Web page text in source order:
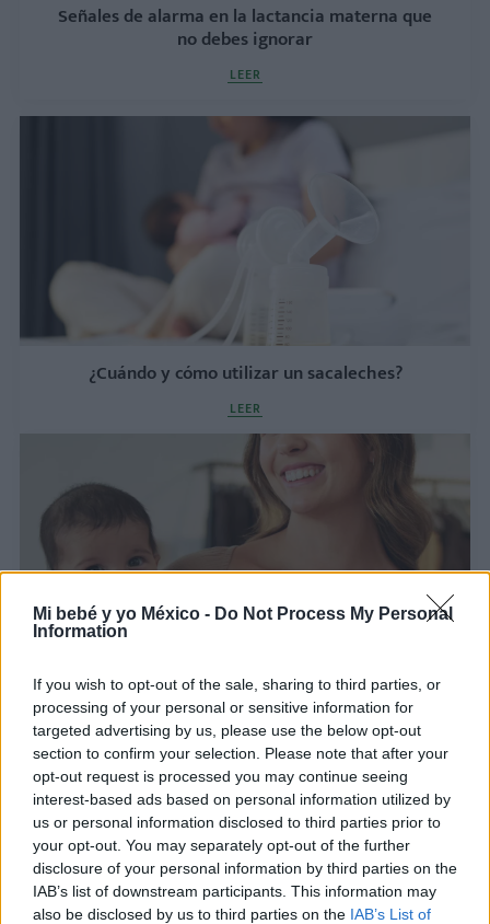
Mi bebé y yo México - Do Not Process My Personal
Information
If you wish to opt-out of the sale, sharing to third parties, or
processing of your personal or sensitive information for
targeted advertising by us, please use the below opt-out
section to confirm your selection. Please note that after your
opt-out request is processed you may continue seeing
interest-based ads based on personal information utilized by
us or personal information disclosed to third parties prior to
your opt-out. You may separately opt-out of the further
disclosure of your personal information by third parties on the
IAB’s list of downstream participants. This information may
also be disclosed by us to third parties on the IAB’s List of
Señales de alarma en la lactancia materna que
no debes ignorar
LEER
¿Cuándo y cómo utilizar un sacaleches?
LEER
Momcozy, la marca global de maternidad y
bebés, combina comodidad, estilo e innovación
con precios especiales por tiempo limitado
LEER